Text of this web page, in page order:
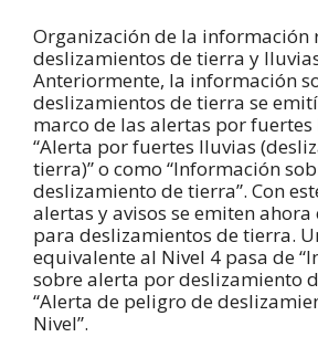
Organización de la información
deslizamientos de tierra y
Anteriormente, la información
deslizamientos de tierra se
marco de las alertas por
“Alerta por fuertes lluvias
tierra)” o como “Información
deslizamiento de tierra”. Con
alertas y avisos se emiten
para deslizamientos de tierra.
equivalente al Nivel 4 pasa de
sobre alerta por deslizamiento
“Alerta de peligro de
Nivel”.